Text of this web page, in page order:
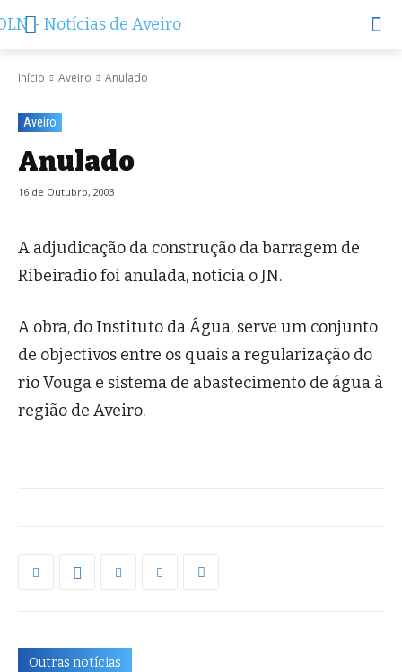
Início Aveiro Anulado
Aveiro
Anulado
16 de Outubro, 2003
A adjudicação da construção da barragem de
Ribeiradio foi anulada, noticia o JN.
A obra, do Instituto da Água, serve um conjunto
de objectivos entre os quais a regularização do
rio Vouga e sistema de abastecimento de água à
região de Aveiro.
Outras notícias